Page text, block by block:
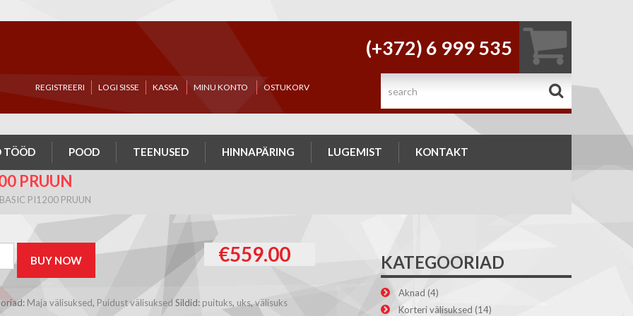
REGISTREERI LOGI SISSE KASSA MINU KONTO OSTUKORV
(+372) 6 999 535
TÖÖD POOD TEENUSED HINNAPÄRING LUGEMIST KONTAKT
PRUUN
PI1200 PRUUN
€559.00
BUY NOW
Maja välisuksed, Puidust välisuksed Sildid: puituks, uks,välisuks
KATEGOORIAD
Aknad (4)
Korteri välisuksed (14)